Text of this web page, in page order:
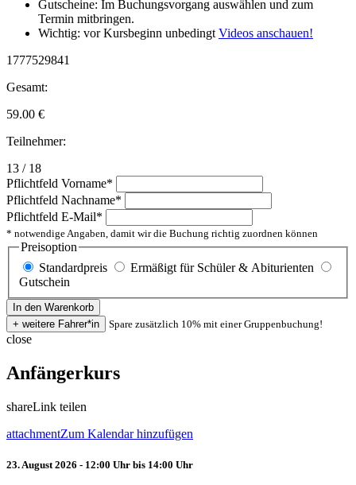
Gutscheine: Im Buchungsvorgang auswählen und zum
Termin mitbringen.
Wichtig: vor Kursbeginn unbedingtVideos anschauen!
1777529841
Gesamt:
59.00 €
Teilnehmer:
13 / 18
Pflichtfeld Vorname*
Pflichtfeld Nachname*
Pflichtfeld E-Mail*
* notwendige Angaben, damit wir die Buchung richtig zuordnen können
Preisoption
Standardpreis
Ermäßigt für Schüler & Abiturienten
Gutschein
Spare zusätzlich 10% mit einer Gruppenbuchung!
close
Anfängerkurs
shareLink teilen
attachmentZum Kalendar hinzufügen
23. August 2026 - 12:00 Uhr bis 14:00 Uhr